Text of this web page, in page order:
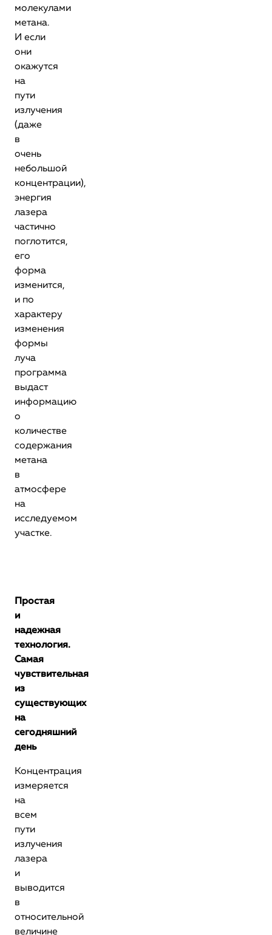
молекулами
метана.
И если
они
окажутся
на
пути
излучения
(даже
в
очень
небольшой
концентрации),
энергия
лазера
частично
поглотится,
его
форма
изменится,
и по
характеру
изменения
формы
луча
программа
выдаст
информацию
о
количестве
содержания
метана
в
атмосфере
на
исследуемом
участке.
Простая
и
надежная
технология.
Самая
чувствительная
из
существующих
на
сегодняшний
день
Концентрация
измеряется
на
всем
пути
излучения
лазера
и
выводится
в
относительной
величине